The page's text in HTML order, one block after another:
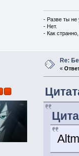
- Разве ты не
- Нет.
- Как
Re:
«